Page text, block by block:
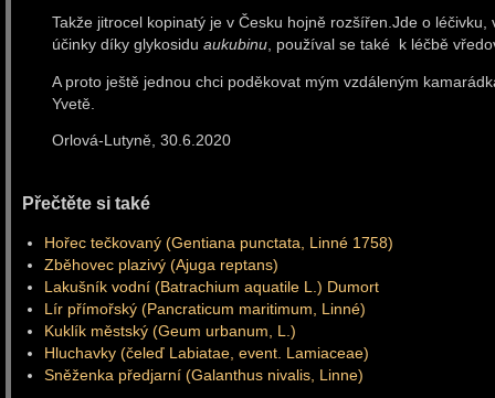
Takže jitrocel kopinatý je v Česku hojně rozšířen.Jde o
účinky díky glykosidu aukubinu, používal se také k léčbě
A proto ještě jednou chci poděkovat mým vzdáleným
Yvetě.
Orlová-Lutyně, 30.6.2020
Přečtěte si také
Hořec tečkovaný (Gentiana punctata, Linné 1758)
Zběhovec plazivý (Ajuga reptans)
Lakušník vodní (Batrachium aquatile L.) Dumort
Lír přímořský (Pancraticum maritimum, Linné)
Kuklík městský (Geum urbanum, L.)
Hluchavky (čeleď Labiatae, event. Lamiaceae)
Sněženka předjarní (Galanthus nivalis, Linne)